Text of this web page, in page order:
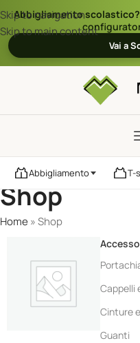
Abbigliamento scolastico?
Vai a
Skip to navigation
Skip to main content
Abbigliamento T-
Shop
Home »Shop
Cappelli
Cinture
Guanti